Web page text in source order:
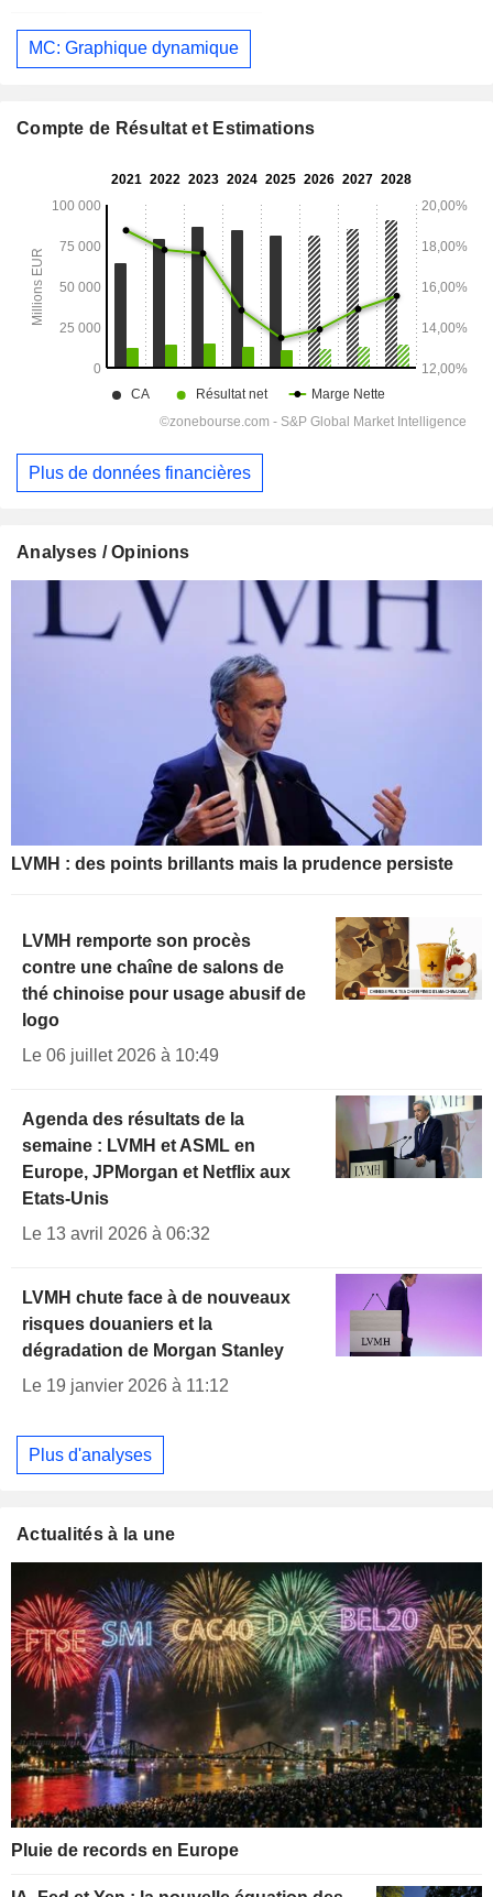
MC: Graphique dynamique
Compte de Résultat et Estimations
Plus de données financières
Analyses / Opinions
LVMH : des points brillants mais la prudence persiste
LVMH remporte son procès
contre une chaîne de salons de
thé chinoise pour usage abusif de
logo
Le 06 juillet 2026 à 10:49
Agenda des résultats de la
semaine : LVMH et ASML en
Europe, JPMorgan et Netflix aux
Etats-Unis
Le 13 avril 2026 à 06:32
LVMH chute face à de nouveaux
risques douaniers et la
dégradation de Morgan Stanley
Le 19 janvier 2026 à 11:12
Plus d'analyses
Actualités à la une
Pluie de records en Europe